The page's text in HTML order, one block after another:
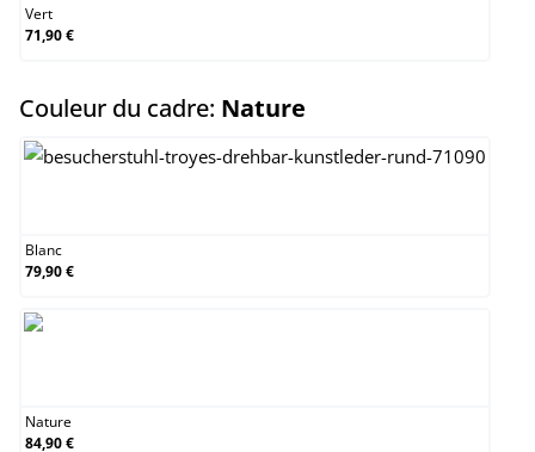
Vert
71,90 €
Couleur du cadre: Nature
Blanc
79,90 €
Nature
84,90 €